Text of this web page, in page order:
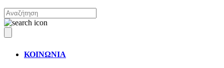
ΚΟΙΝΩΝΙΑ